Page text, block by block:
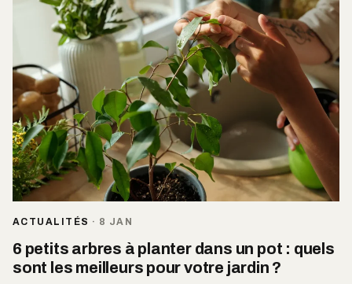
ACTUALITÉS · 8 JAN
6 petits arbres à planter dans un pot : quels
sont les meilleurs pour votre jardin ?